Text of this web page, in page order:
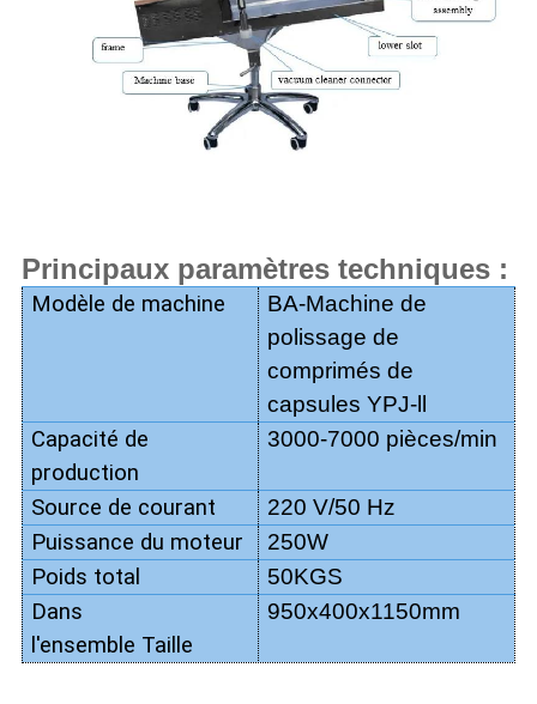
Principaux paramètres techniques :
Modèle de machine BA-Machine de
polissage de
comprimés de
capsules YPJ-ll
Capacité de
production
3000-7000 pièces/min
Source de courant 220 V/50 Hz
Puissance du moteur 250W
Poids total 50KGS
Dans
l'ensemble Taille
950x400x1150mm